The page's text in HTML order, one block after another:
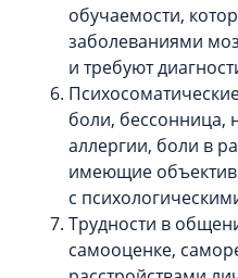
обучаемости,
заболеваниями
и требуют
боли, бессонница,
аллергии, боли в
имеющие
с
Трудности в
самооценке,